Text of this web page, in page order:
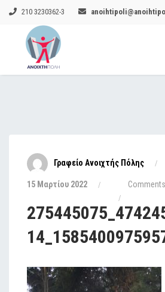
210 3230362-3
Γραφείο Ανοιχτής Πόλης
15 Μαρτίου 2022